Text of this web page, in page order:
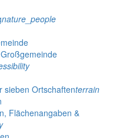
nature_people
sieben Ortschaftenterrain
Flächenangaben &